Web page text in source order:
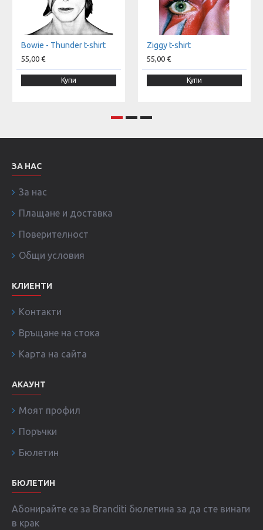
Bowie - Thunder t-shirt
55,00 €
Купи
Ziggy t-shirt
55,00 €
Купи
ЗА НАС
За нас
Плащане и доставка
Поверителност
Общи условия
КЛИЕНТИ
Контакти
Връщане на стока
Карта на сайта
АКАУНТ
Моят профил
Поръчки
Бюлетин
БЮЛЕТИН
Абонирайте се за Branditi бюлетина за да сте винаги
в крак